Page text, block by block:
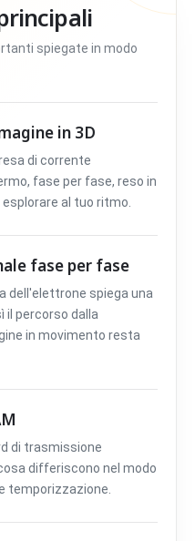
spiegate in modo
in 3D
di corrente
fase per fase, reso in
al tuo ritmo.
fase per fase
dell'elettrone spiega una
il percorso dalla
in movimento resta
di trasmissione
differiscono nel modo
temporizzazione.